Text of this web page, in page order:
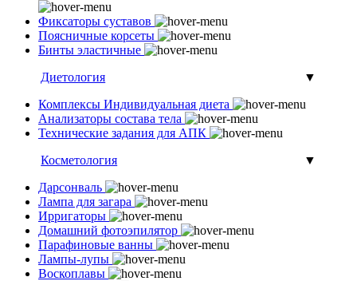
Фиксаторы суставов
Поясничные корсеты
Бинты эластичные
Диетология
▼
Комплексы Индивидуальная диета
Анализаторы состава тела
Технические задания для АПК
Косметология
▼
Дарсонваль
Лампа для загара
Ирригаторы
Домашний фотоэпилятор
Парафиновые ванны
Лампы-лупы
Воскоплавы